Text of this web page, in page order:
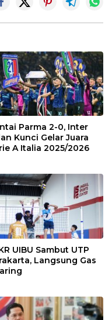
Parma 2-0, Inter
Kunci Gelar Juara
A Italia 2025/2026
UIBU Sambut UTP
Langsung Gas